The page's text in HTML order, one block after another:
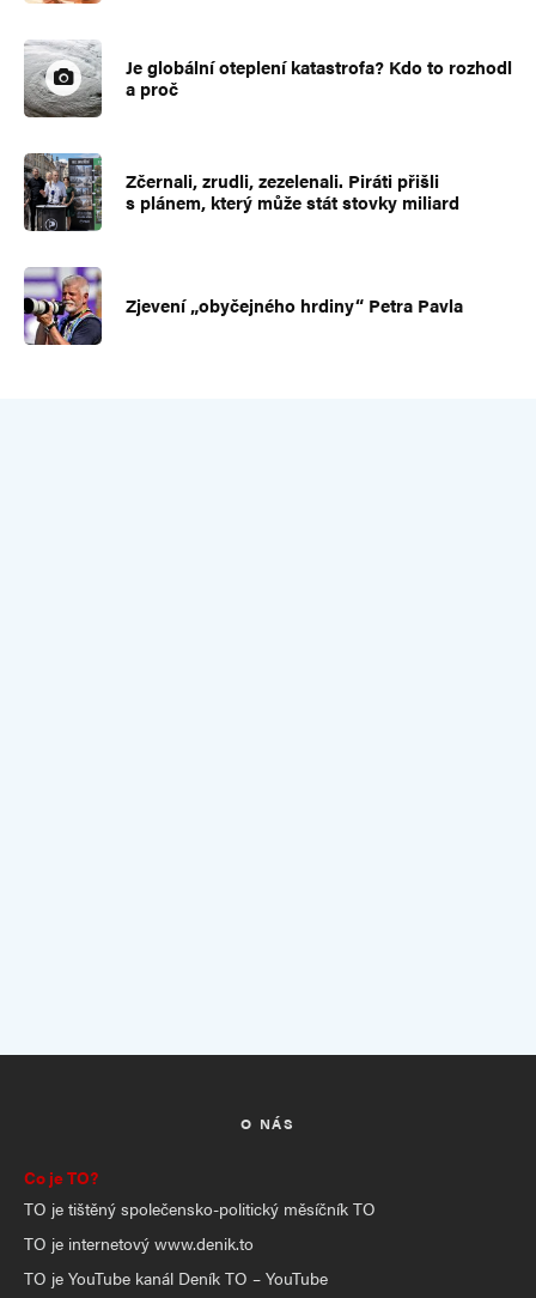
Je globální oteplení katastrofa? Kdo to rozhodl
a proč
Zčernali, zrudli, zezelenali. Piráti přišli
s plánem, který může stát stovky miliard
Zjevení „obyčejného hrdiny“ Petra Pavla
O NÁS
Co je TO?
TO je tištěný společensko-politický měsíčník TO
TO je internetový www.denik.to
TO je YouTube kanál Deník TO – YouTube